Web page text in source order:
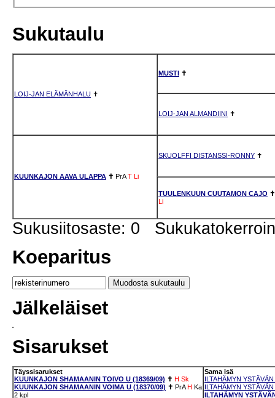
Sukutaulu
LOIJ-JAN ELÄMÄNHALU ✝
MUSTI ✝
LOIJ-JAN ALMANDIINI ✝
KUUNKAJON AAVA ULAPPA ✝ PrA T Li
SKUOLFFI DISTANSSI-RONNY ✝
TUULENKUUN CUUTAMON CAJO ✝
Li
Sukusiitosaste: 0
Koeparitus
Jälkeläiset
Sisarukset
Täyssisarukset
KUUNKAJON SHAMAANIN TOIVO U (18369/09) ✝ H Sk
KUUNKAJON SHAMAANIN VOIMA U (18370/09) ✝ PrA H Ka
2 kpl
Sama isä
ILTAHÄMYN
ILTAHÄMYN
ILTAHÄMYN